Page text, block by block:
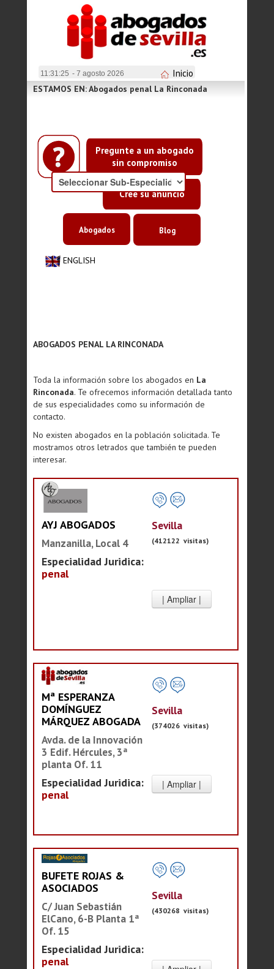
11:31:26 - 7 agosto 2026 Inicio
Pregunte a un abogado
sin compromiso
Cree su anuncio
ESTAMOS EN: Abogados penal La Rinconada
ENGLISH
Abogados Blog
ABOGADOS PENAL LA RINCONADA
Toda la información sobre los abogados en La
Rinconada. Te ofrecemos información detallada tanto
de sus especialidades como su información de
contacto.
No existen abogados en la población solicitada. Te
mostramos otros letrados que también te pueden
interesar.
AYJ ABOGADOS
Manzanilla, Local 4
Especialidad Juridica:
penal
Sevilla
(412122 visitas)
Mª ESPERANZA
DOMÍNGUEZ
MÁRQUEZ ABOGADA
Avda. de la Innovación
3 Edif. Hércules, 3ª
planta Of. 11
Especialidad Juridica:
penal
Sevilla
(374026 visitas)
BUFETE ROJAS &
ASOCIADOS
C/ Juan Sebastián
ElCano, 6-B Planta 1ª
Of. 15
Especialidad Juridica:
penal
Sevilla
(430268 visitas)